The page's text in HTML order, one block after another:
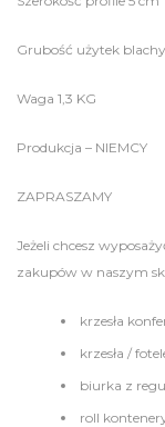
Grubość użytek
Waga 1,3 KG
Produkcja – NIEMCY
ZAPRASZAMY
Jeżeli chcesz
zakupów w naszym
krzesła
krzesła /
biurka z
roll